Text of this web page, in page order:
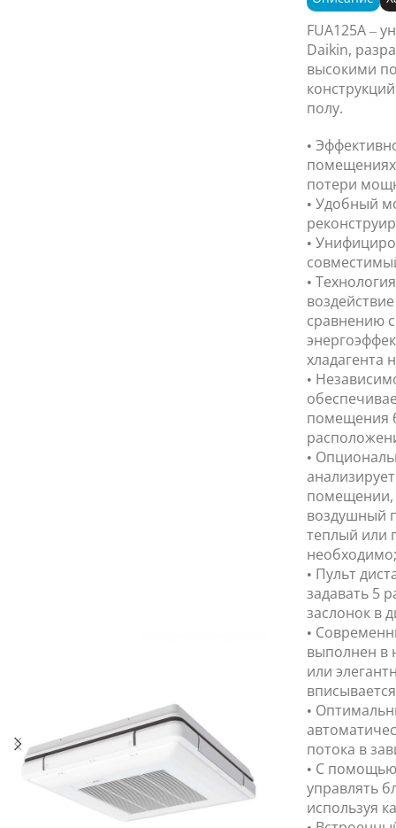
FUA125A –
Daikin,
высокими
полу.
•
помещениях
потери
• Удобный
•
•
сравнению
хладагента
•
помещения
•
помещении,
воздушный
теплый или
необходимо;
• Пульт
задавать 5
заслонок в
•
выполнен в
или
•
потока в
• С
управлять
используя